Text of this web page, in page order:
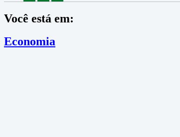
Você está em:
Economia